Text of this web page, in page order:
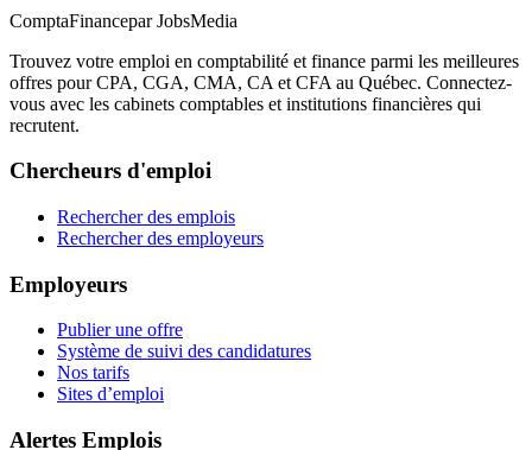
ComptaFinancepar JobsMedia
Trouvez votre emploi en comptabilité et finance parmi les meilleures
offres pour CPA, CGA, CMA, CA et CFA au Québec. Connectez-
vous avec les cabinets comptables et institutions financières qui
recrutent.
Chercheurs d'emploi
Rechercher des emplois
Rechercher des employeurs
Employeurs
Publier une offre
Système de suivi des candidatures
Nos tarifs
Sites d’emploi
Alertes Emplois